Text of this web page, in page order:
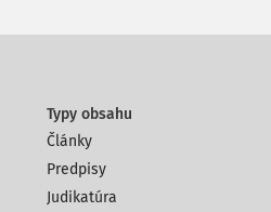
Typy obsahu
Články
Predpisy
Judikatúra